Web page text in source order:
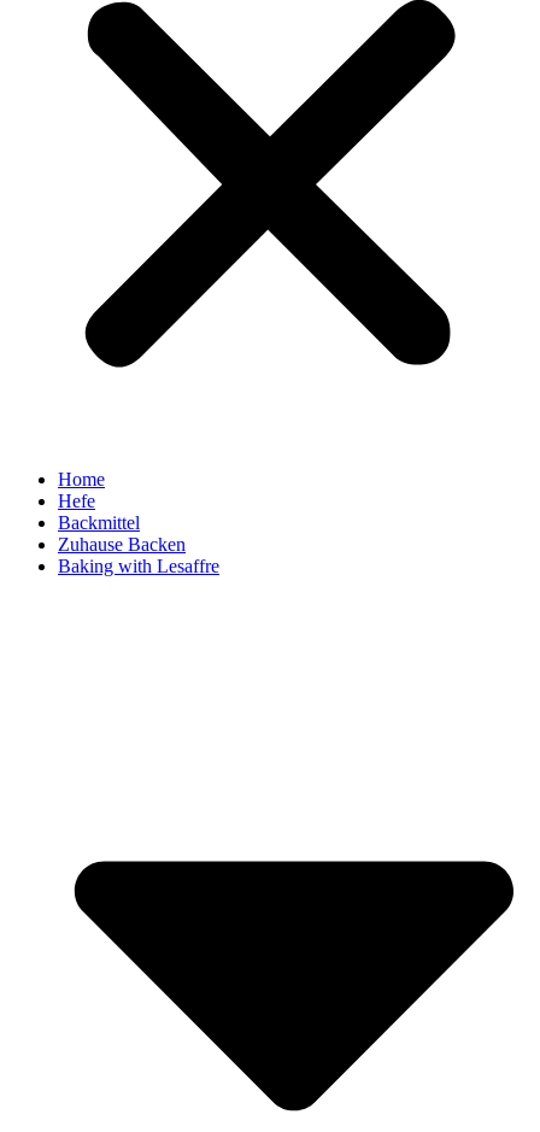
Home
Hefe
Backmittel
Zuhause Backen
Baking with Lesaffre